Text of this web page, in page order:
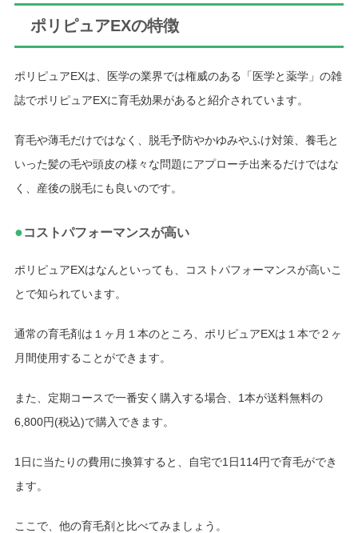
ポリピュアEXの特徴
ポリピュアEXは、医学の業界では権威のある「医学と薬学」の雑
誌でポリピュアEXに育毛効果があると紹介されています。
育毛や薄毛だけではなく、脱毛予防やかゆみやふけ対策、養毛と
いった髪の毛や頭皮の様々な問題にアプローチ出来るだけではな
く、産後の脱毛にも良いのです。
●コストパフォーマンスが高い
ポリピュアEXはなんといっても、コストパフォーマンスが高いこ
とで知られています。
通常の育毛剤は１ヶ月１本のところ、ポリピュアEXは１本で２ヶ
月間使用することができます。
また、定期コースで一番安く購入する場合、1本が送料無料の
6,800円(税込)で購入できます。
1日に当たりの費用に換算すると、自宅で1日114円で育毛ができ
ます。
ここで、他の育毛剤と比べてみましょう。